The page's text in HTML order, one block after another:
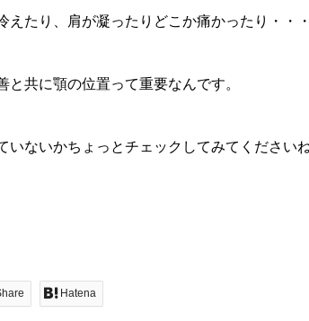
たり、肩が凝ったりどこか痛かったり・・・
共に顎の位置って重要なんです。
ないかちょっとチェックしてみてください
Hatena